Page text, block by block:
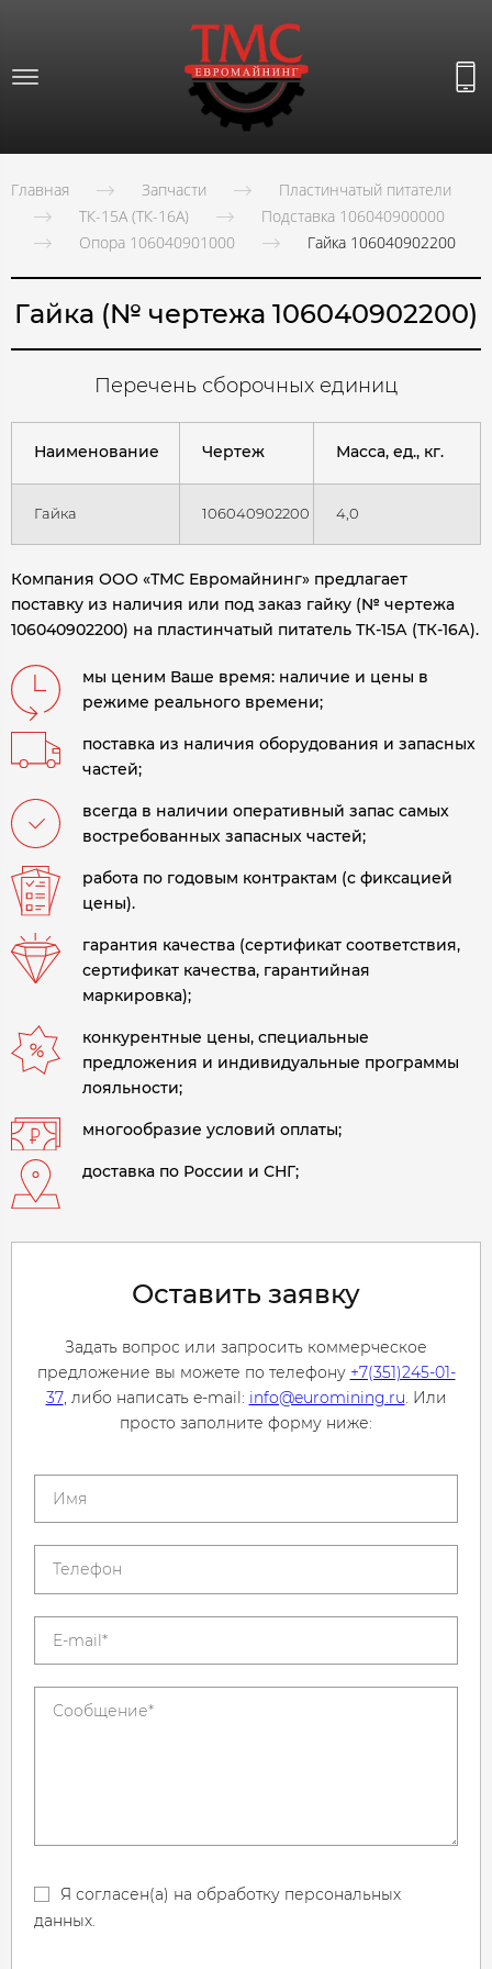
Главная Запчасти
Пластинчатый питатели
ТК-15А (ТК-16А)
Подставка 106040900000
Опора 106040901000
Гайка 106040902200
Гайка (№ чертежа 106040902200)
Перечень сборочных единиц
Наименование Чертеж Масса, ед., кг.
Гайка 106040902200 4,0
Компания ООО «ТМС Евромайнинг» предлагает
поставку из наличия или под заказ гайку (№ чертежа
106040902200) на пластинчатый питатель ТК-15А (ТК-16А).
мы ценим Ваше время: наличие и цены в
режиме реального времени;
поставка из наличия оборудования и запасных
частей;
всегда в наличии оперативный запас самых
востребованных запасных частей;
работа по годовым контрактам (с фиксацией
цены).
гарантия качества (сертификат соответствия,
сертификат качества, гарантийная
маркировка);
конкурентные цены, специальные
предложения и индивидуальные программы
лояльности;
многообразие условий оплаты;
доставка по России и СНГ;
Оставить заявку
Задать вопрос или запросить коммерческое
предложение вы можете по телефону +7(351)245-01-
37, либо написать e-mail: info@euromining.ru. Или
просто заполните форму ниже:
Я согласен(а) на обработку персональных
данных.